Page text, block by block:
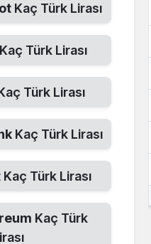
Kaç Türk Lirası
Kaç Türk Lirası
Türk Lirası
Kaç Türk Lirası
Kaç Türk Lirası
Kaç Türk